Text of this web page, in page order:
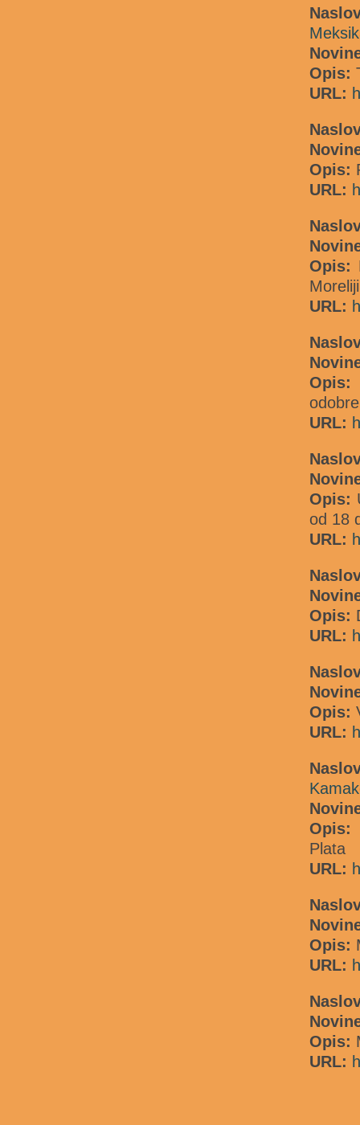
Opis:
URL:
Opis:
URL:
Opis:
URL:
URL:
Opis:
od 18
URL:
Opis:
URL:
Opis:
URL:
Plata
URL:
Opis:
URL:
Opis:
URL: